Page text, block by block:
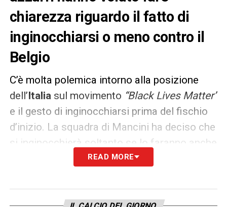
chiarezza riguardo il fatto di
inginocchiarsi o meno contro il
Belgio
C’è molta polemica intorno alla posizione
dell’Italia sul movimento “Black Lives Matter”
e il gesto di inginocchiarsi prima del fischio
d’inizio. La squadra di Mancini ha deciso che
si inginocchierà soltanto se lo faranno anche
gli avversari. La Federazione non si è
ha voluto chiarire la posizione della rosa
READ MORE